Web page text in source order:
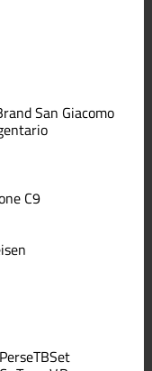
San Giacomo
C9
PerseTBSet